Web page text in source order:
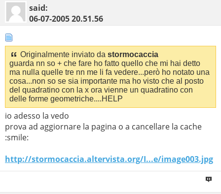
said:
06-07-200520.51.56
Originalmente inviato da stormocaccia
guarda nn so + che fare ho fatto quello che mi hai detto
ma nulla quelle tre nn me li fa vedere...però ho notato una
cosa...non so se sia importante ma ho visto che al posto
del quadratino con la x ora vienne un quadratino con
delle forme geometriche....HELP
io adesso la vedo
prova ad aggiornare la pagina o a cancellare la cache
:smile:
http://stormocaccia.altervista.org/I...e/image003.jpg